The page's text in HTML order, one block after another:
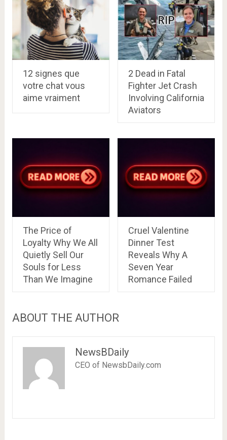
12 signes que
votre chat vous
aime vraiment
2 Dead in Fatal
Fighter Jet Crash
Involving California
Aviators
The Price of
Loyalty Why We All
Quietly Sell Our
Souls for Less
Than We Imagine
Cruel Valentine
Dinner Test
Reveals Why A
Seven Year
Romance Failed
ABOUT THE AUTHOR
NewsBDaily
CEO of NewsbDaily.com